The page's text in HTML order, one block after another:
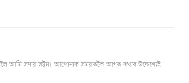
আমি সদায় সষ্টম। আপোনাক সময়তকৈ আগত ৰখাৰ উদ্দেশ্যেই